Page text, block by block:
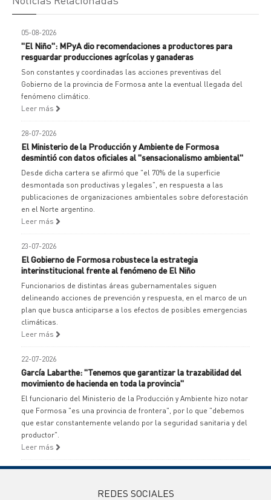
05-08-2026
"El Niño": MPyA dio recomendaciones a productores para
resguardar producciones agrícolas y ganaderas
Son constantes y coordinadas las acciones preventivas del
Gobierno de la provincia de Formosa ante la eventual llegada del
fenómeno climático.
Leer más
28-07-2026
El Ministerio de la Producción y Ambiente de Formosa
desmintió con datos oficiales al "sensacionalismo ambiental"
Desde dicha cartera se afirmó que "el 70% de la superficie
desmontada son productivas y legales", en respuesta a las
publicaciones de organizaciones ambientales sobre deforestación
en el Norte argentino.
Leer más
23-07-2026
El Gobierno de Formosa robustece la estrategia
interinstitucional frente al fenómeno de El Niño
Funcionarios de distintas áreas gubernamentales siguen
delineando acciones de prevención y respuesta, en el marco de un
plan que busca anticiparse a los efectos de posibles emergencias
climáticas.
Leer más
22-07-2026
García Labarthe: "Tenemos que garantizar la trazabilidad del
movimiento de hacienda en toda la provincia"
El funcionario del Ministerio de la Producción y Ambiente hizo notar
que Formosa "es una provincia de frontera", por lo que "debemos
que estar constantemente velando por la seguridad sanitaria y del
productor".
Leer más
REDES SOCIALES